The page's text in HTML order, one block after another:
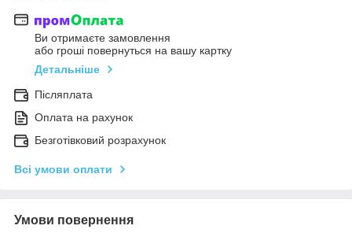
Ви отримаєте замовлення
або гроші повернуться на вашу картку
Детальніше
Післяплата
Оплата на рахунок
Безготівковий розрахунок
Всі умови оплати
Умови повернення